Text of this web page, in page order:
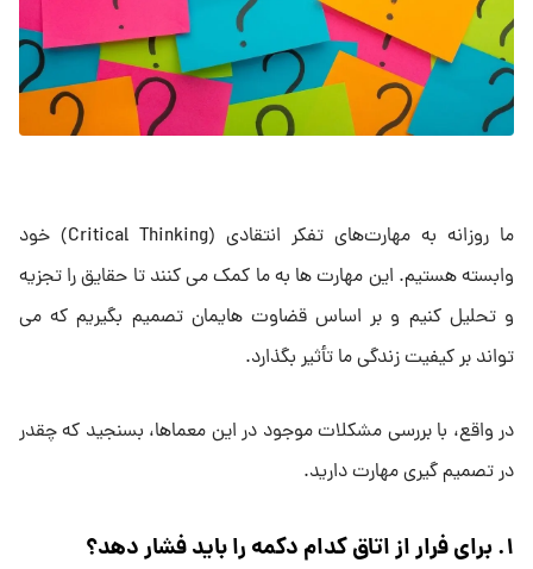
ما روزانه به مهارت‌های تفکر انتقادی (Critical Thinking) خود
وابسته هستیم. این مهارت ها به ما کمک می کنند تا حقایق را تجزیه
و تحلیل کنیم و بر اساس قضاوت هایمان تصمیم بگیریم که می
تواند بر کیفیت زندگی ما تأثیر بگذارد.
در واقع، با بررسی مشکلات موجود در این معماها، بسنجید که چقدر
در تصمیم گیری مهارت دارید.
۱. برای فرار از اتاق کدام دکمه را باید فشار دهد؟